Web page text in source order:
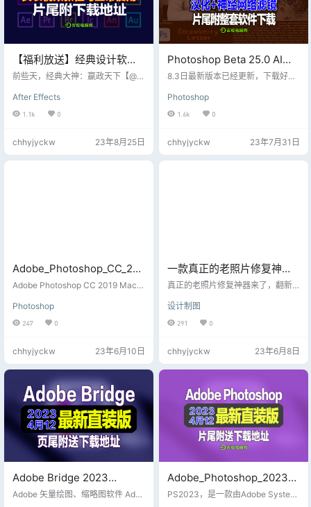
【福利放送】经典设计软件
Adobe全家桶系列软件，在
址！
前些天，经典大神：嬴政天下【@v
新，甚是遗憾；非常感谢这位大神
好多年的陪伴而使我们白嫖多年! 今
里面包含迅雷绿色版下载软件！ 整
理的Adobe 相关种子资源，给查找
After Effects
1.1k 0
chhyjyckw 23年8月25日
Photoshop Beta 25.0 AI最
新版 一键安装+汉化+神经网
中文
8.3日最新版本已经更新，下载好文
程序文件既可以打开软件 苹果版Ph
otoshop Beta 25.0 AI最新版更新下
载，无需第三方软件下载【请勿使
用第三方软件下载】注册帐号区域
Photoshop
1.6k 0
chhyjyckw 23年7月31日
Adobe_Photoshop_CC_201
9_20.0.10.120_ACR12.3_SP
Adobe Photoshop CC 2019 Mac是
辑处理工具。Adobe Photoshop C
C 2019 Mac正式版新增图框工具、
称模式和无限次撤销上一步等等全
新功能。Adobe Photoshop CC 20
缩放和镜像。创建形状或文本帧，
用作画布上的占位符。
Photoshop
247 0
chhyjyckw 23年6月10日
一款真正的老照片修复神器
来了，翻新效果不得不服，
真正的老照片修复神器来了，翻新
内有教程安装~
设计制图
291 0
chhyjyckw 23年6月8日
Adobe Bridge 2023
v13.0.3.693矢量绘图软件缩
Adobe 矢量绘图、缩略图软件 Adob
Adobe_Photoshop_2023_2
4.3.0.376最新4月份无需破
PS2023，是一款由Adobe System